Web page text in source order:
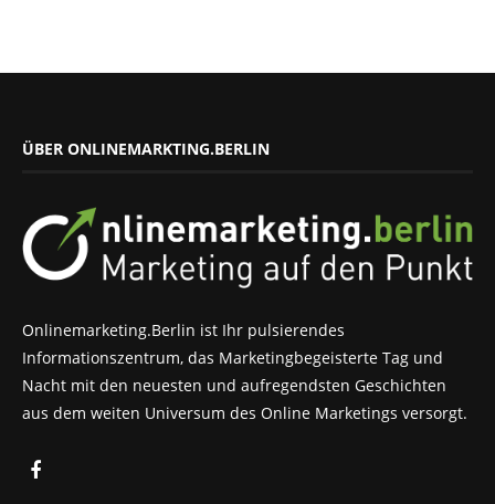
ÜBER ONLINEMARKTING.BERLIN
Onlinemarketing.Berlin ist Ihr pulsierendes
Informationszentrum, das Marketingbegeisterte Tag und
Nacht mit den neuesten und aufregendsten Geschichten
aus dem weiten Universum des Online Marketings versorgt.